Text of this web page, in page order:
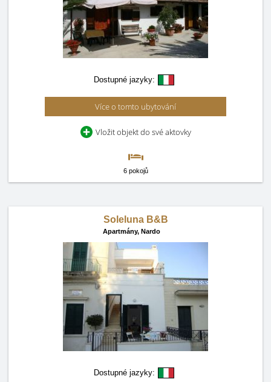
Dostupné jazyky:
Více o tomto ubytování
Vložit objekt do své aktovky
6 pokojů
Soleluna B&B
Apartmány, Nardo
Dostupné jazyky: